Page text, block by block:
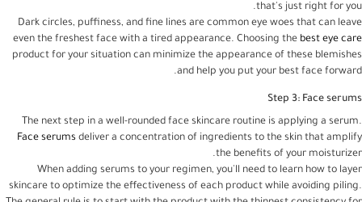
that's just right for you.
Dark circles, puffiness, and fine lines are common eye woes that can leave
even the freshest face with a tired appearance. Choosing the best eye care
product for your situation can minimize the appearance of these blemishes
and help you put your best face forward.
Step 3: Face serums
The next step in a well-rounded face skincare routine is applying a serum.
Face serums deliver a concentration of ingredients to the skin that amplify
the benefits of your moisturizer.
When adding serums to your regimen, you'll need to learn how to layer
skincare to optimize the effectiveness of each product while avoiding piling.